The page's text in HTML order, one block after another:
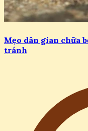
Mẹo dân gian chữa
tránh